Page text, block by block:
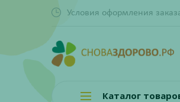
Условия оформления
Каталог